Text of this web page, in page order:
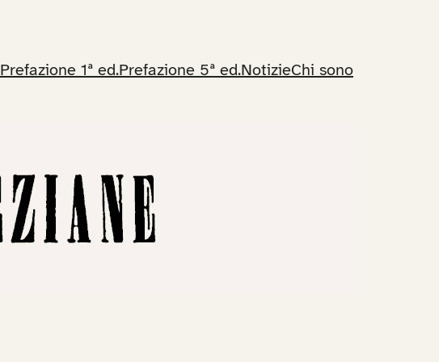
Prefazione 1ª ed.Prefazione 5ª ed.NotizieChi sono